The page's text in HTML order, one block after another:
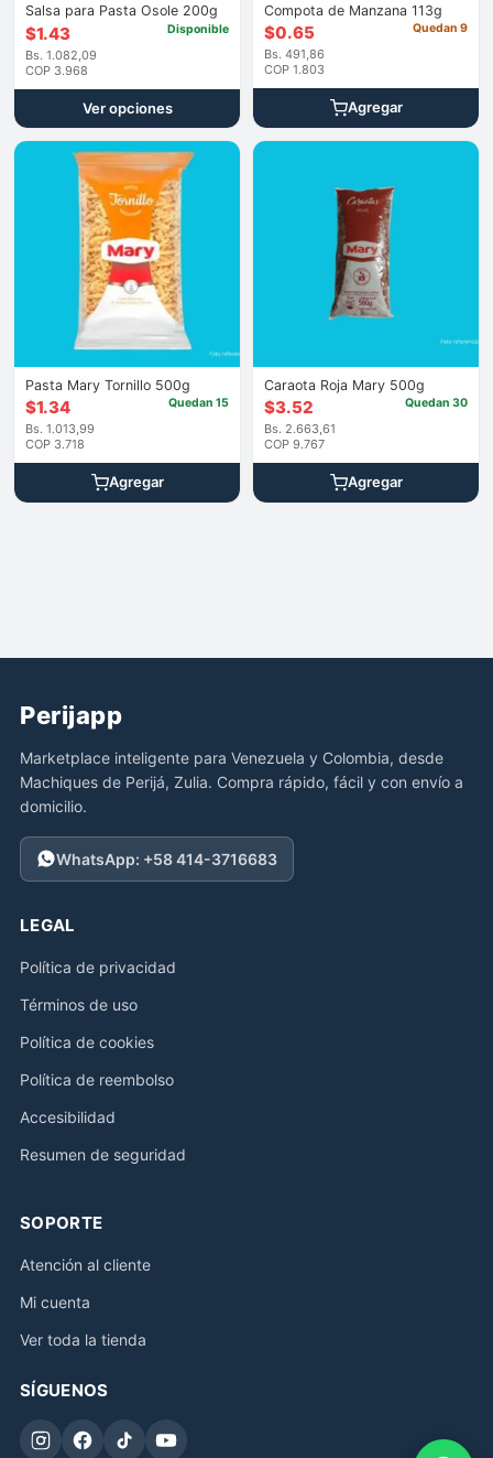
Salsa para Pasta Osole 200g
$1.43
Bs. 1.082,09
COP 3.968
Disponible
Ver opciones
Compota de Manzana 113g
$0.65
Bs. 491,86
COP 1.803
Quedan 9
Agregar
Pasta Mary Tornillo 500g
$1.34
Bs. 1.013,99
COP 3.718
Quedan 15
Agregar
Caraota Roja Mary 500g
$3.52
Bs. 2.663,61
COP 9.767
Quedan 30
Agregar
Perijapp
Marketplace inteligente para Venezuela y Colombia, desde
Machiques de Perijá, Zulia. Compra rápido, fácil y con envío a
domicilio.
WhatsApp: +58 414-3716683
LEGAL
Política de privacidad
Términos de uso
Política de cookies
Política de reembolso
Accesibilidad
Resumen de seguridad
SOPORTE
Atención al cliente
Mi cuenta
Ver toda la tienda
SÍGUENOS